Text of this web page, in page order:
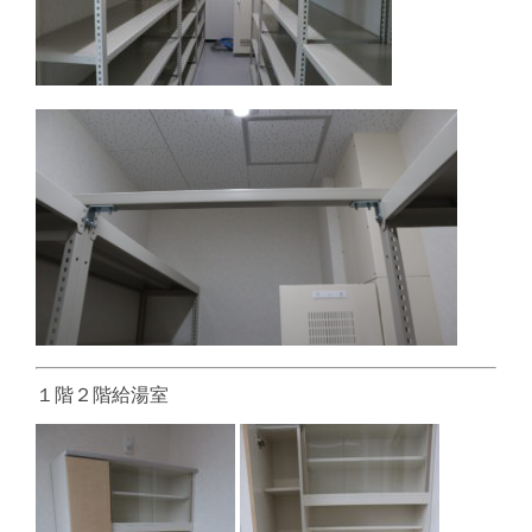
１階２階給湯室